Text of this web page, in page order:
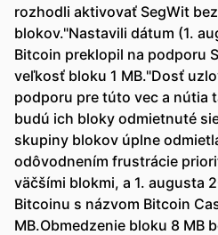
rozhodli aktivovať SegWit
blokov."Nastavili dátum (1.
Bitcoin preklopil na podporu
veľkosť bloku 1 MB."Dosť
podporu pre túto vec a nútia
budú ich bloky odmietnuté
skupiny blokov úplne
odôvodnením frustrácie
väčšími blokmi, a 1. augusta
Bitcoinu s názvom Bitcoin
MB.Obmedzenie bloku 8 MB